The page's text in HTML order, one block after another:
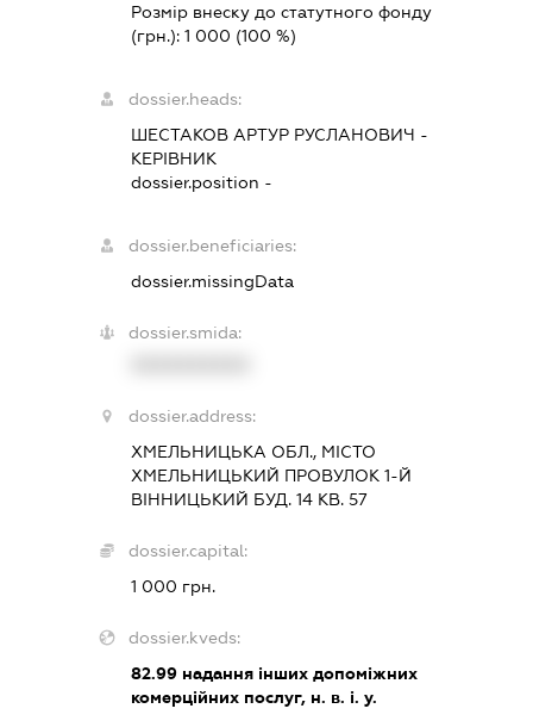
Розмір внеску до статутного фонду
(грн.): 1 000 (100 %)
dossier.heads:
ШЕСТАКОВ АРТУР РУСЛАНОВИЧ -
КЕРІВНИК
dossier.position -
dossier.beneficiaries:
dossier.missingData
dossier.smida:
dossier.address:
ХМЕЛЬНИЦЬКА ОБЛ., МІСТО
ХМЕЛЬНИЦЬКИЙ ПРОВУЛОК 1-Й
ВІННИЦЬКИЙ БУД. 14 КВ. 57
dossier.capital:
1 000 грн.
dossier.kveds:
82.99надання інших допоміжних
комерційних послуг, н. в. і. у.